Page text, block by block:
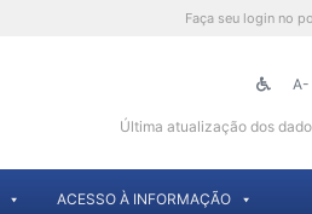
Faça seu login no
A-
Última atualização dos
ACESSO À INFORMAÇÃO